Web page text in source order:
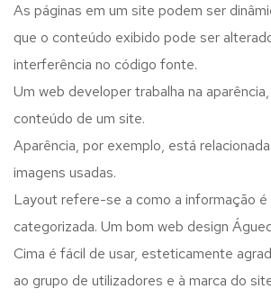
As páginas em um site podem ser
que o conteúdo exibido pode ser
interferência no código fonte.
Um web developer trabalha na
conteúdo de um site.
Aparência, por exemplo, está
imagens usadas.
Layout refere-se a como a informação
categorizada. Um bom web design
Cima é fácil de usar, esteticamente
ao grupo de utilizadores e à marca do